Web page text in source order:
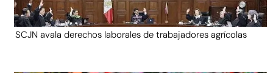
SCJN avala derechos laborales de trabajadores agrícolas